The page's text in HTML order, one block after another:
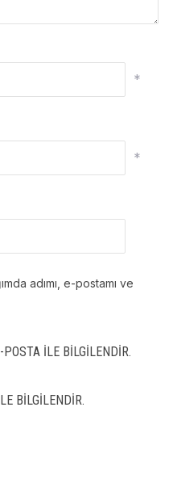
*
*
adımı, e-postamı ve
ILE BILGILENDIR.
BILGILENDIR.